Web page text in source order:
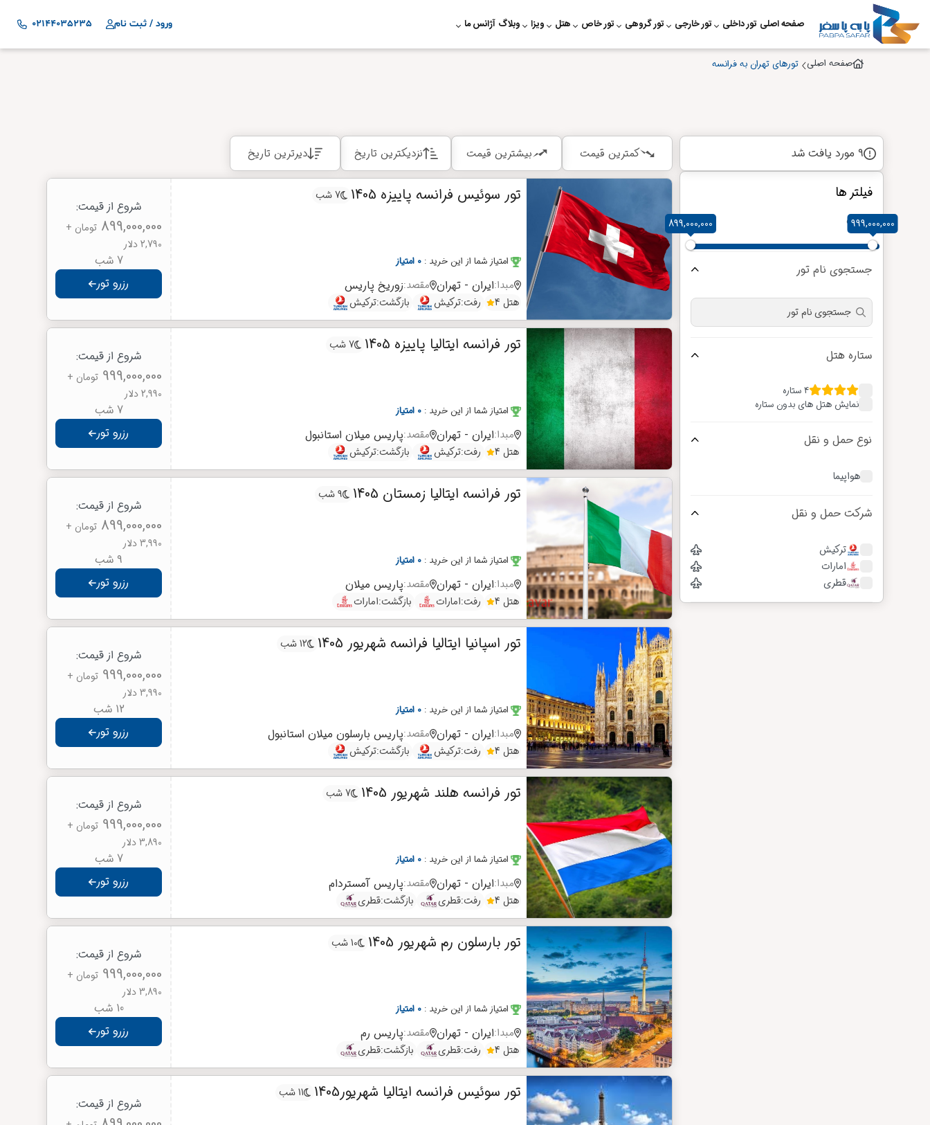
صفحه اصلی تور داخلی تور خارجی تور گروهی تور خاص هتل ویزا وبلاگ آژانس ما ورود / ثبت نام 02144035235
صفحه اصلی تورهای تهران به فرانسه
9 مورد یافت شد
فیلتر ها
قیمت 899,000,000 999,000,000
جستجوی نام تور
ستاره هتل
4 ستاره
نمایش هتل های بدون ستاره
نوع حمل و نقل
هواپیما
شرکت حمل و نقل
ترکیش
امارات
قطری
کمترین قیمت بیشترین قیمت نزدیکترین تاریخ دیرترین تاریخ
تور سوئیس فرانسه پاییزه 1405 7 شب
امتیاز شما از این خرید : 0 امتیاز
مبدا:ایران - تهران مقصد:زوریخ پاریس
هتل 4 رفت:ترکیش بازگشت:ترکیش
شروع از قیمت:
899,000,000 تومان +
2,790 دلار
7 شب
رزرو تور
تور فرانسه ایتالیا پاییزه 1405 7 شب
امتیاز شما از این خرید : 0 امتیاز
مبدا:ایران - تهران مقصد:پاریس میلان استانبول
هتل 4 رفت:ترکیش بازگشت:ترکیش
شروع از قیمت:
999,000,000 تومان +
2,990 دلار
7 شب
رزرو تور
تور فرانسه ایتالیا زمستان 1405 9 شب
امتیاز شما از این خرید : 0 امتیاز
مبدا:ایران - تهران مقصد:پاریس میلان
هتل 4 رفت:امارات بازگشت:امارات
شروع از قیمت:
899,000,000 تومان +
3,990 دلار
9 شب
رزرو تور
تور اسپانیا ایتالیا فرانسه شهریور 1405 12 شب
امتیاز شما از این خرید : 0 امتیاز
مبدا:ایران - تهران مقصد:پاریس بارسلون میلان استانبول
هتل 4 رفت:ترکیش بازگشت:ترکیش
شروع از قیمت:
999,000,000 تومان +
3,990 دلار
12 شب
رزرو تور
تور فرانسه هلند شهریور 1405 7 شب
امتیاز شما از این خرید : 0 امتیاز
مبدا:ایران - تهران مقصد:پاریس آمستردام
هتل 4 رفت:قطری بازگشت:قطری
شروع از قیمت:
999,000,000 تومان +
3,890 دلار
7 شب
رزرو تور
تور بارسلون رم شهریور 1405 10 شب
امتیاز شما از این خرید : 0 امتیاز
مبدا:ایران - تهران مقصد:پاریس رم
هتل 4 رفت:قطری بازگشت:قطری
شروع از قیمت:
999,000,000 تومان +
3,890 دلار
10 شب
رزرو تور
تور سوئیس فرانسه ایتالیا شهریور1405 11 شب
شروع از قیمت: